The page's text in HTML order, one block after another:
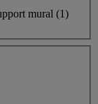
mural (1)